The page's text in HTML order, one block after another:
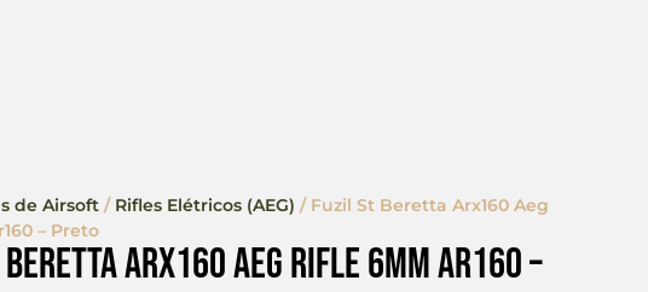
de Airsoft/ Rifles Elétricos (AEG) / Fuzil St Beretta Arx160 Aeg
– Preto
Arx160 Aeg Rifle 6mm Ar160 –